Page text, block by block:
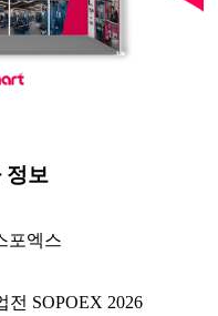
정보
포엑스
SOPOEX 2026